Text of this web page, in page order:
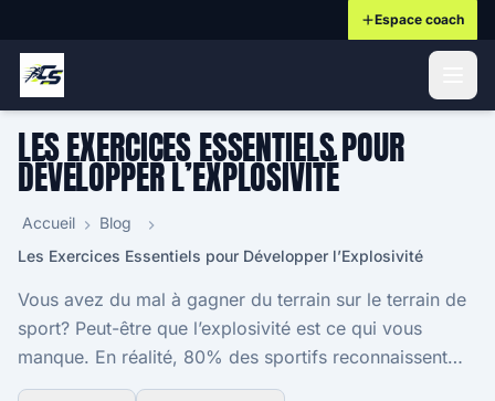
Espace coach
LES EXERCICES ESSENTIELS POUR
DÉVELOPPER L’EXPLOSIVITÉ
Accueil
Blog
Les Exercices Essentiels pour Développer l’Explosivité
Vous avez du mal à gagner du terrain sur le terrain de
sport? Peut-être que l’explosivité est ce qui vous
manque. En réalité, 80% des sportifs reconnaissent
que l’explosivité est une qualité essentiel...